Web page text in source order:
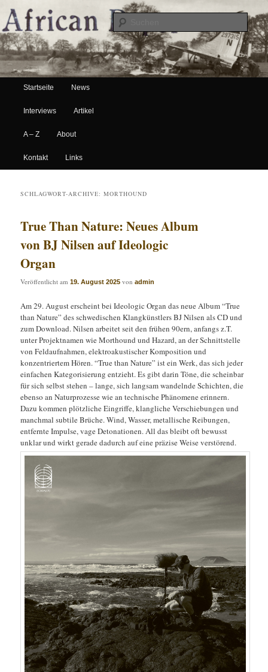
African Paper
Hauptmenü
Zum Inhalt wechseln
Zum sekundären Inhalt wechseln
Startseite News
Interviews Artikel
A – Z About
Kontakt Links
SCHLAGWORT-ARCHIVE:MORTHOUND
True Than Nature: Neues Album
von BJ Nilsen auf Ideologic
Organ
Veröffentlicht am19. August 2025 vonadmin
Am 29. August erscheint bei Ideologic Organ das neue Album “True
than Nature” des schwedischen Klangkünstlers BJ Nilsen als CD und
zum Download. Nilsen arbeitet seit den frühen 90ern, anfangs z.T.
unter Projektnamen wie Morthound und Hazard, an der Schnittstelle
von Feldaufnahmen, elektroakustischer Komposition und
konzentriertem Hören. “True than Nature” ist ein Werk, das sich jeder
einfachen Kategorisierung entzieht. Es gibt darin Töne, die scheinbar
für sich selbst stehen – lange, sich langsam wandelnde Schichten, die
ebenso an Naturprozesse wie an technische Phänomene erinnern.
Dazu kommen plötzliche Eingriffe, klangliche Verschiebungen und
manchmal subtile Brüche. Wind, Wasser, metallische Reibungen,
entfernte Impulse, vage Detonationen. All das bleibt oft bewusst
unklar und wirkt gerade dadurch auf eine präzise Weise verstörend.